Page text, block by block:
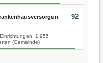
1.955
(Gemeinde)
92